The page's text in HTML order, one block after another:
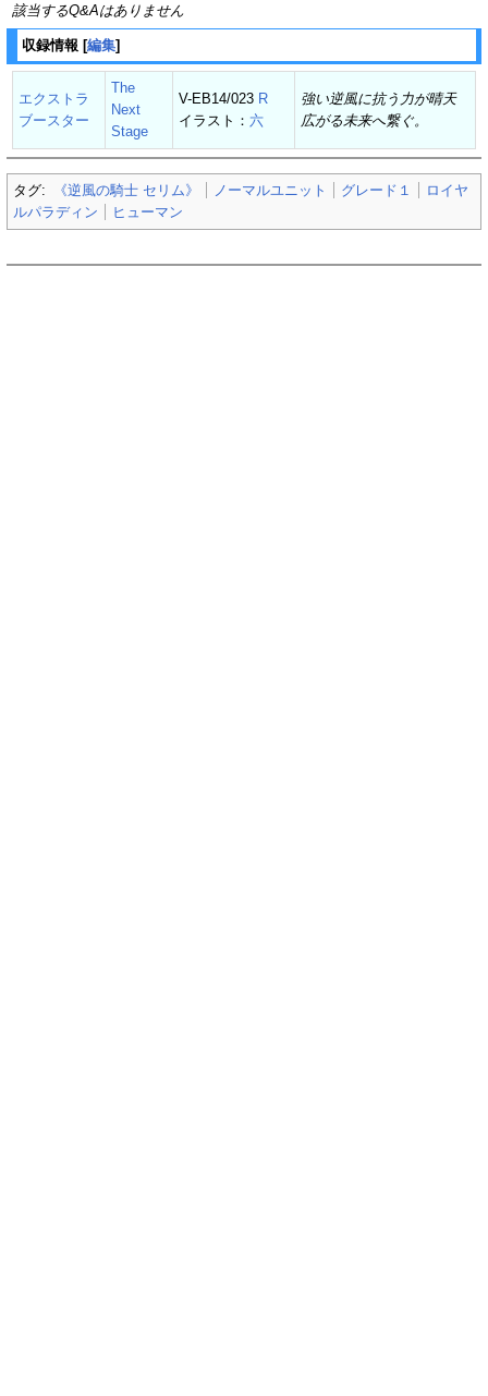
該当するQ&Aはありません
収録情報 [編集]
エクストラ
ブースター
The
Next
Stage
V-EB14/023 R
イラスト： 六
強い逆風に抗う力が晴天
広がる未来へ繋ぐ。
タグ: 《逆風の騎士 セリム》 ノーマルユニット グレード１
ロイヤ
ルパラディン
ヒューマン